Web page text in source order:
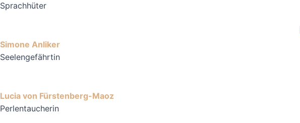
Sprachhüter
Simone Anliker
Seelengefährtin
Lucia von Fürstenberg-Maoz
Perlentaucherin